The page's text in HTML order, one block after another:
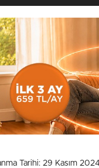
Tarihi: 29 Kasım